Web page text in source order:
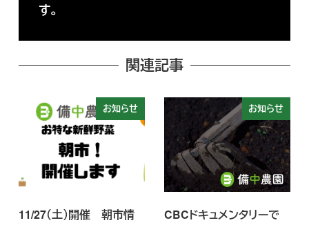
す。
関連記事
お知らせ
11/27（土）開催 朝市情
お知らせ
CBCドキュメンタリーで